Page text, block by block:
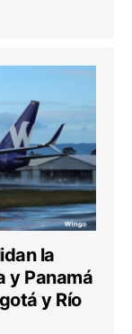
la
y Panamá
y Río